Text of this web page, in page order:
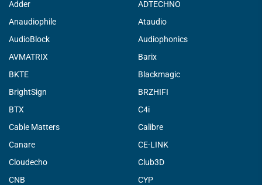
Adder
ADTECHNO
Anaudiophile
Ataudio
AudioBlock
Audiophonics
AVMATRIX
Barix
BKTE
Blackmagic
BrightSign
BRZHIFI
BTX
C4i
Cable Matters
Calibre
Canare
CE-LINK
Cloudecho
Club3D
CNB
CYP